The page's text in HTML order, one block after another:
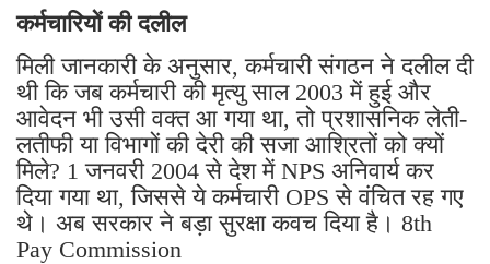
कर्मचारियों की दलील
मिली जानकारी के अनुसार, कर्मचारी संगठन ने दलील दी
थी कि जब कर्मचारी की मृत्यु साल 2003 में हुई और
आवेदन भी उसी वक्त आ गया था, तो प्रशासनिक लेती-
लतीफी या विभागों की देरी की सजा आश्रितों को क्यों
मिले? 1 जनवरी 2004 से देश में NPS अनिवार्य कर
दिया गया था, जिससे ये कर्मचारी OPS से वंचित रह गए
थे। अब सरकार ने बड़ा सुरक्षा कवच दिया है। 8th
Pay Commission